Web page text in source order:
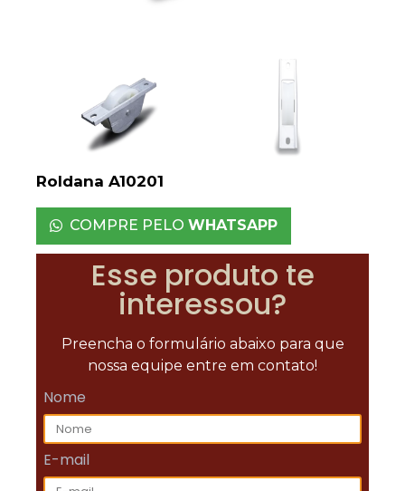
Roldana A10201
COMPRE PELO WHATSAPP
Esse produto te
interessou?
Preencha o formulário abaixo para que
nossa equipe entre em contato!
Nome
E-mail